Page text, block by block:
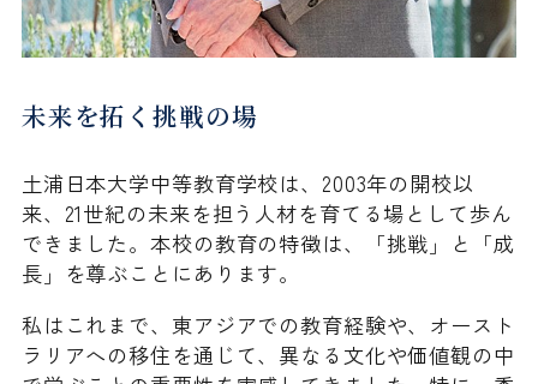
未来を拓く挑戦の場
土浦日本大学中等教育学校は、2003年の開校以
来、21世紀の未来を担う人材を育てる場として歩ん
できました。本校の教育の特徴は、「挑戦」と「成
長」を尊ぶことにあります。
私はこれまで、東アジアでの教育経験や、オースト
ラリアへの移住を通じて、異なる文化や価値観の中